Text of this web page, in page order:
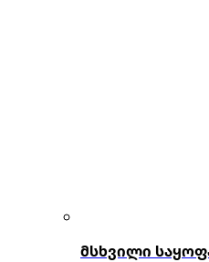
მსხვილი